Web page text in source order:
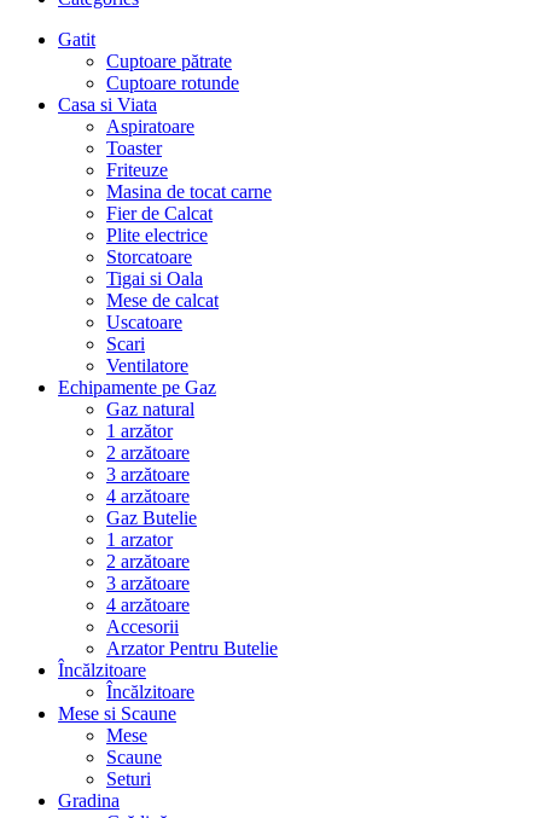
Gatit
Cuptoare pătrate
Cuptoare rotunde
Casa si Viata
Aspiratoare
Toaster
Friteuze
Masina de tocat carne
Fier de Calcat
Plite electrice
Storcatoare
Tigai si Oala
Mese de calcat
Uscatoare
Scari
Ventilatore
Echipamente pe Gaz
Gaz natural
1 arzător
2 arzătoare
3 arzătoare
4 arzătoare
Gaz Butelie
1 arzator
2 arzătoare
3 arzătoare
4 arzătoare
Accesorii
Arzator Pentru Butelie
Încălzitoare
Încălzitoare
Mese si Scaune
Mese
Scaune
Seturi
Gradina